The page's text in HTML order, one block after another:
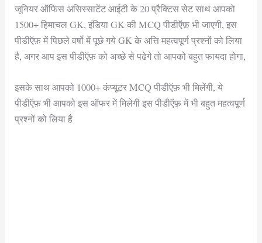
जूनियर ऑफिस असिस्साटेंट आईटी के 20 प्रैक्टिस सेट साथ आपको
1500+ हिमाचल GK, इंडिया GK की MCQ पीडीऍफ़ भी जाएगी, इस
पीडीऍफ़ में पिछले वर्षो में पूछे गये GK के अत्ति महत्वपूर्ण प्रश्नों को लिया
है, अगर आप इस पीडीऍफ़ को अच्छे से पढेगे तो आपको बहुत फायदा होगा,
इसके साथ आपको 1000+ कंप्यूटर MCQ पीडीऍफ़ भी मिलेंगी, ये
पीडीऍफ़ भी आपको इस ऑफर में मिलेगी इस पीडीऍफ़ में भी बहुत महत्वपूर्ण
प्रश्नों को लिया है